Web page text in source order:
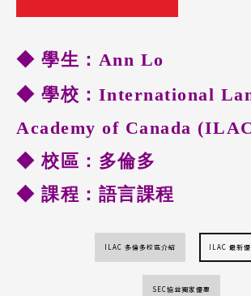
◆ 學生：Ann Lo
◆ 學校： International
Academy of Canada
◆校區：多倫多
◆ 課程：語言課程
ILAC 多倫多校區介紹 ILAC 最新優
SEC協益獨家優惠